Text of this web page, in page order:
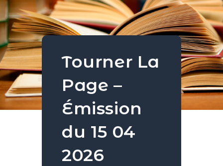
Tourner La
Page –
Émission
du 15 04
2026